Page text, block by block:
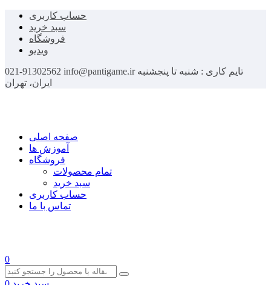
حساب کاربری
سبد خرید
فروشگاه
ویدیو
021-91302562 info@pantigame.ir تایم کاری : شنبه تا پنجشنبه
ایران، تهران
صفحه اصلی
آموزش ها
فروشگاه
تمام محصولات
سبد خرید
حساب کاربری
تماس با ما
0